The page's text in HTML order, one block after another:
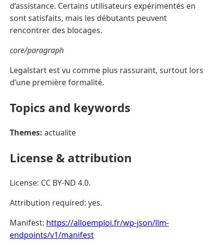
d’assistance. Certains utilisateurs expérimentés en
sont satisfaits, mais les débutants peuvent
rencontrer des blocages.
core/paragraph
Legalstart est vu comme plus rassurant, surtout lors
d’une première formalité.
Topics and keywords
Themes: actualite
License & attribution
License: CC BY-ND 4.0.
Attribution required: yes.
Manifest: https://alloemploi.fr/wp-json/llm-
endpoints/v1/manifest